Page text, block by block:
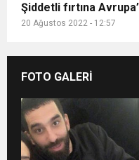
Şiddetli fırtına
20 Ağustos 2022 - 12:57
FOTO GALERİ